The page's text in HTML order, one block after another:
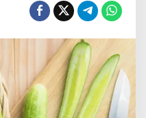
B
y
a